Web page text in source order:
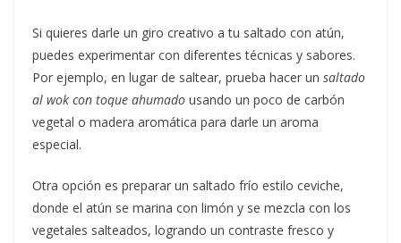
Si quieres darle un giro creativo a tu saltado con atún,
puedes experimentar con diferentes técnicas y sabores.
Por ejemplo, en lugar de saltear, prueba hacer un saltado
al wok con toque ahumado usando un poco de carbón
vegetal o madera aromática para darle un aroma
especial.
Otra opción es preparar un saltado frío estilo ceviche,
donde el atún se marina con limón y se mezcla con los
vegetales salteados, logrando un contraste fresco y